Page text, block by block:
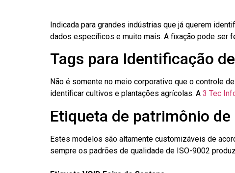
Indicada para grandes indústrias que já querem
dados específicos e muito mais. A fixação pode ser
Tags para Identificação
Não é somente no meio corporativo que o controle
identificar cultivos e plantações agrícolas. A 3 Tec
Etiqueta de patrimônio
Estes modelos são altamente customizáveis de
sempre os padrões de qualidade de ISO-9002